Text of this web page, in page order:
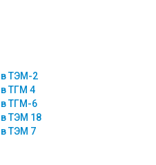
ТЭМ-2
ТГМ 4
ТГМ-6
ТЭМ 18
ТЭМ 7